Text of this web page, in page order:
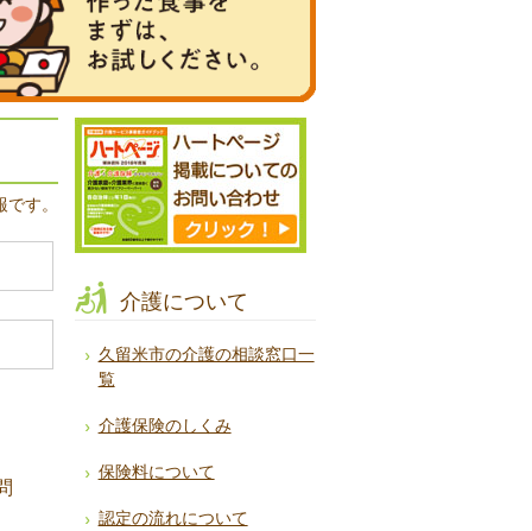
す。
介護について
久留米市の介護の相談窓口一
覧
介護保険のしくみ
保険料について
認定の流れについて